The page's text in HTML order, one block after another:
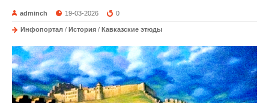
adminch 19-03-2026 0
Инфопортал / История / Кавказские этюды